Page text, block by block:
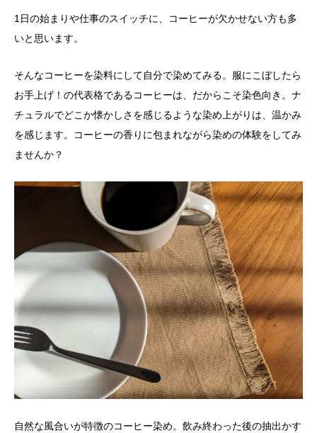
1日の始まりや仕事のスイッチに、コーヒーが欠かせない方も多
いと思います。
そんなコーヒーを染料にして自分で染めてみる。服にこぼしたら
お手上げ！の代表格であるコーヒーは、だからこそ染色向き。ナ
チュラルでどこか懐かしさを感じるような染め上がりは、温かみ
を感じます。コーヒーの香りに包まれながら染めの体験をしてみ
ませんか？
自然な風合いが特徴のコーヒー染め。飲み終わった後の抽出かす